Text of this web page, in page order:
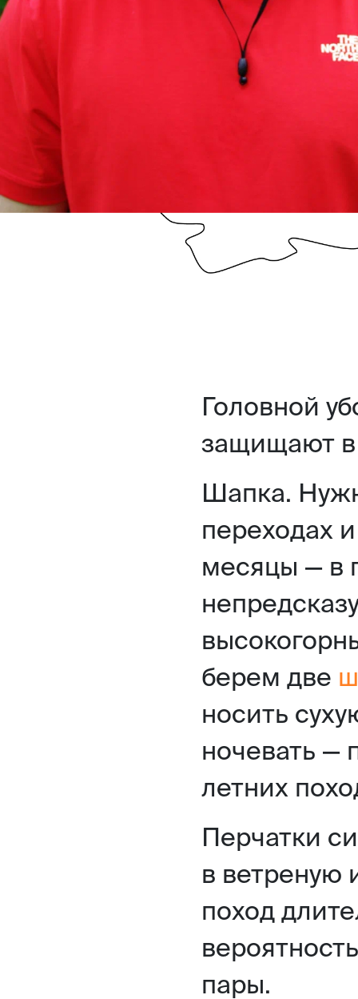
Головной
защищают в
Шапка.
переходах
месяцы — в
берем две
носить
ночевать —
летних
Перчатки
в ветреную
поход
пары.